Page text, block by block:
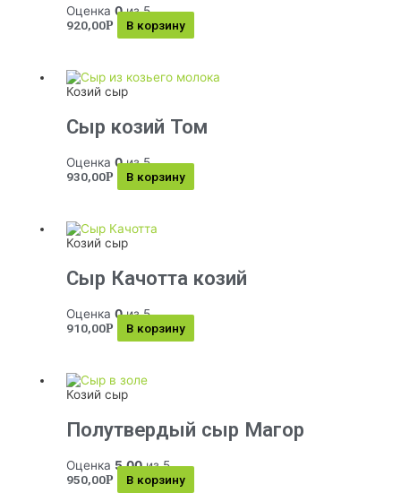
Оценка 0из 5
920,00Р В корзину
Козий сыр
Сыр козий Том
Оценка 0из 5
930,00Р В корзину
Козий сыр
Сыр Качотта козий
Оценка 0из 5
910,00Р В корзину
Козий сыр
Полутвердый сыр Магор
Оценка 5.00из 5
950,00Р В корзину